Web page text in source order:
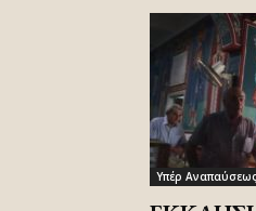
Υπέρ Αναπαύσεως